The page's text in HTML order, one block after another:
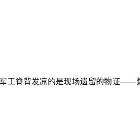
工脊背发凉的是现场遗留的物证——